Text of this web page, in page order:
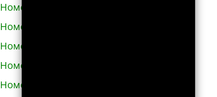
Номера телефонов такси в Стрые
Номера телефонов такси в Сумах
Номера телефонов такси в Таврийске
Номера телефонов такси в Тальном
Номера телефонов такси в Тараще